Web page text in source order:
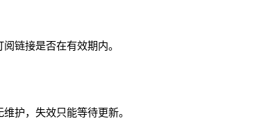
链接是否在有效期内。
护，失效只能等待更新。